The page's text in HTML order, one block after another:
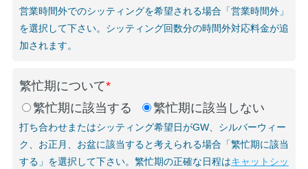
営業時間外でのシッティングを希望される場合「営業時間外」
を選択して下さい。シッティング回数分の時間外対応料金が追
加されます。
繁忙期について*
繁忙期に該当する
繁忙期に該当しない
打ち合わせまたはシッティング希望日がGW、シルバーウィー
ク、お正月、お盆に該当すると考えられる場合「繁忙期に該当
する」を選択して下さい。繁忙期の正確な日程はキャットシッ